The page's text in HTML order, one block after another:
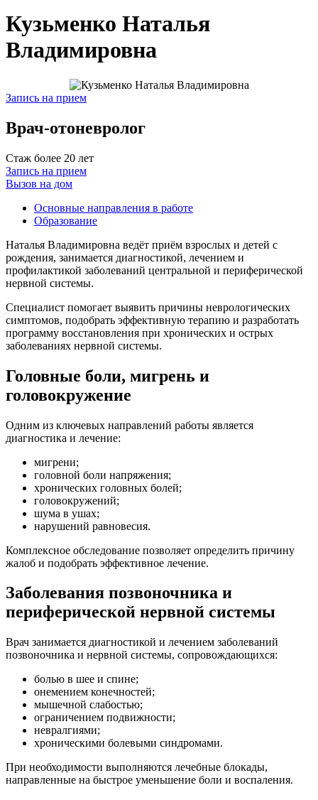
Кузьменко Наталья
Владимировна
Запись на прием
Врач-отоневролог
Стаж более 20 лет
Запись на прием
Вызов на дом
Основные направления в работе
Образование
Наталья Владимировна ведёт приём взрослых и детей с
рождения, занимается диагностикой, лечением и
профилактикой заболеваний центральной и периферической
нервной системы.
Специалист помогает выявить причины неврологических
симптомов, подобрать эффективную терапию и разработать
программу восстановления при хронических и острых
заболеваниях нервной системы.
Головные боли, мигрень и
головокружение
Одним из ключевых направлений работы является
диагностика и лечение:
мигрени;
головной боли напряжения;
хронических головных болей;
головокружений;
шума в ушах;
нарушений равновесия.
Комплексное обследование позволяет определить причину
жалоб и подобрать эффективное лечение.
Заболевания позвоночника и
периферической нервной системы
Врач занимается диагностикой и лечением заболеваний
позвоночника и нервной системы, сопровождающихся:
болью в шее и спине;
онемением конечностей;
мышечной слабостью;
ограничением подвижности;
невралгиями;
хроническими болевыми синдромами.
При необходимости выполняются лечебные блокады,
направленные на быстрое уменьшение боли и воспаления.